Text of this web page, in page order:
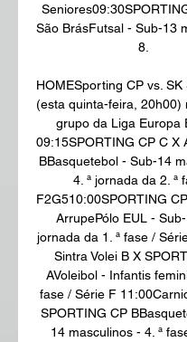
São BrásFutsal - Sub-13
8.
HOMESporting CP vs.
(esta quinta-feira, 20h00)
grupo da Liga Europa
09:15SPORTING CP C X
BBasquetebol - Sub-14
4. ª jornada da 2. ª
F2G510:00SPORTING
ArrupePólo EUL -
jornada da 1. ª fase /
Sintra Volei B X
AVoleibol - Infantis
fase / Série F
SPORTING CP
14 masculinos - 4. ª